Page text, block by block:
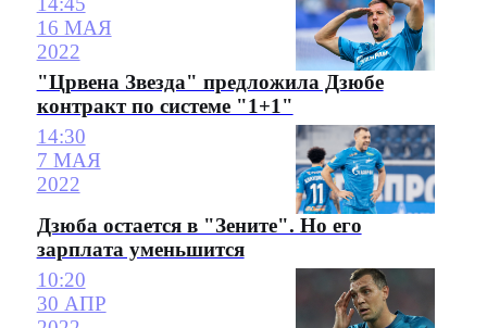
16 МАЯ
2022
"Црвена Звезда" предложила Дзюбе
контракт по системе "1+1"
14:30
7 МАЯ
2022
Дзюба остается в "Зените". Но его
зарплата уменьшится
10:20
30 АПР